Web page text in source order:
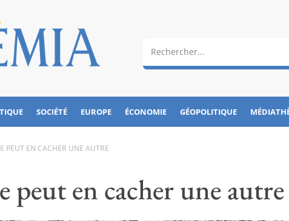
SOCIÉTÉ EUROPE ÉCONOMIE GÉOPOLITIQUE
PEUT EN CACHER UNE AUTRE
peut en cacher une autre